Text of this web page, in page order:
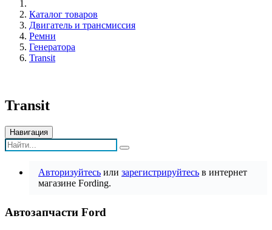
Каталог товаров
Двигатель и трансмиссия
Ремни
Генератора
Transit
Transit
Навигация
Авторизуйтесь или зарегистрируйтесь в интернет
магазине Fording.
Автозапчасти Ford